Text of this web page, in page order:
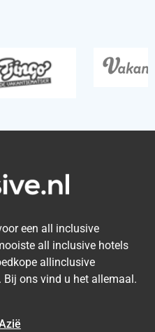
een all inclusive
all inclusive hotels
allinclusive
ons vind u het allemaal.